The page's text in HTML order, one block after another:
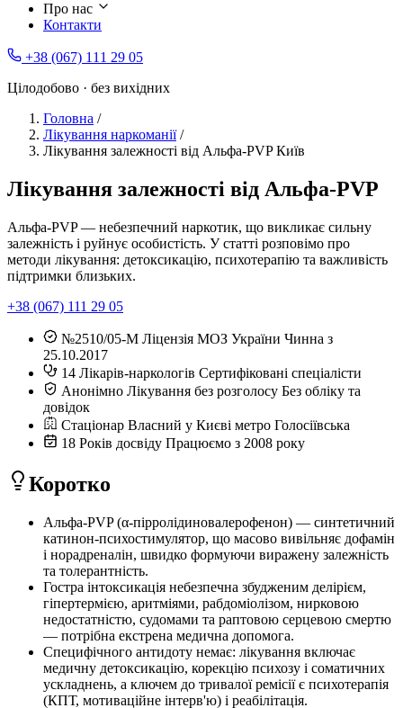
Про нас
Контакти
+38 (067) 111 29 05
Цілодобово · без вихідних
Головна /
Лікування наркоманії /
Лікування залежності від Альфа-PVP Київ
Лікування залежності від Альфа-PVP
Альфа-PVP — небезпечний наркотик, що викликає сильну
залежність і руйнує особистість. У статті розповімо про
методи лікування: детоксикацію, психотерапію та важливість
підтримки близьких.
+38 (067) 111 29 05
№2510/05-М Ліцензія МОЗ України Чинна з
25.10.2017
14 Лікарів-наркологів Сертифіковані спеціалісти
Анонімно Лікування без розголосу Без обліку та
довідок
Стаціонар Власний у Києві метро Голосіївська
18 Років досвіду Працюємо з 2008 року
Коротко
Альфа-PVP (α-пірролідиновалерофенон) — синтетичний
катинон-психостимулятор, що масово вивільняє дофамін
і норадреналін, швидко формуючи виражену залежність
та толерантність.
Гостра інтоксикація небезпечна збудженим делірієм,
гіпертермією, аритміями, рабдоміолізом, нирковою
недостатністю, судомами та раптовою серцевою смертю
— потрібна екстрена медична допомога.
Специфічного антидоту немає: лікування включає
медичну детоксикацію, корекцію психозу і соматичних
ускладнень, а ключем до тривалої ремісії є психотерапія
(КПТ, мотиваційне інтерв'ю) і реабілітація.